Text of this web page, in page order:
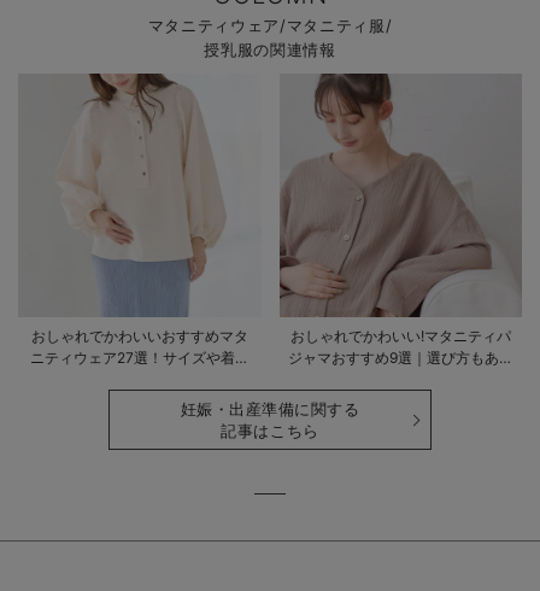
マタニティウェア/マタニティ服/
授乳服の関連情報
おしゃれでかわいいおすすめマタ
ニティウェア27選！サイズや着る
おしゃれでかわいい!マタニティパ
ジャマおすすめ9選｜選び方もあわ
妊娠・出産準備に関する
記事はこちら